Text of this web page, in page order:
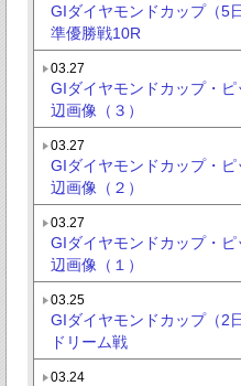
GIダイヤモンドカップ（5日
準優勝戦10R
03.27
GIダイヤモンドカップ・ピ
辺画像（３）
03.27
GIダイヤモンドカップ・ピ
辺画像（２）
03.27
GIダイヤモンドカップ・ピ
辺画像（１）
03.25
GIダイヤモンドカップ（2日
ドリーム戦
03.24